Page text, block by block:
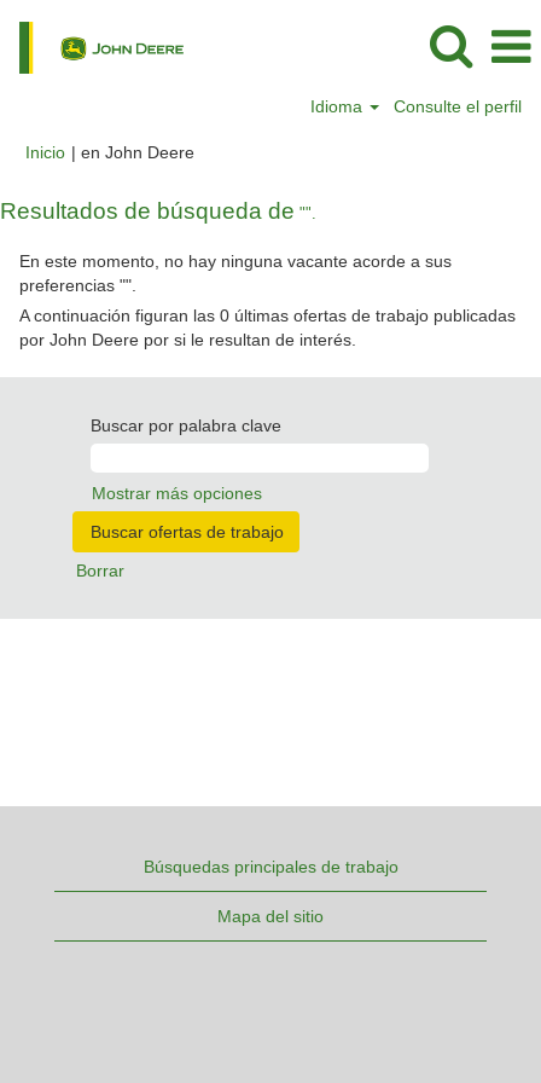
Idioma Consulte el perfil
Inicio | en John Deere(página
Resultados de búsqueda de "".
En este momento, no hay ninguna vacante acorde a sus
preferencias "".
A continuación figuran las 0 últimas ofertas de trabajo publicadas
por John Deere por si le resultan de interés.
Buscar por palabra clave
Mostrar más opciones
Borrar
Búsquedas principales de trabajo
Mapa del sitio